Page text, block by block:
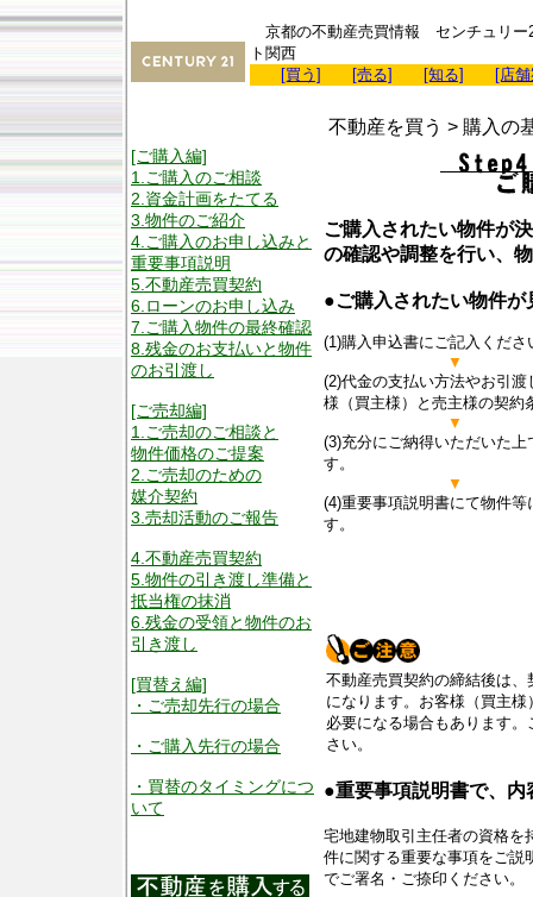
京都の不動産売買情報 センチュリー
ト関西
[買う]
[売る] [知る] [店
[ご購入編]
1.ご購入のご相談
2.資金計画をたてる
3.物件のご紹介
4.ご購入のお申し込みと
重要事項説明
5.不動産売買契約
6.ローンのお申し込み
7.ご購入物件の最終確認
8.残金のお支払いと物件
のお引渡し
[ご売却編]
1.ご売却のご相談と
物件価格のご提案
2.ご売却のための
媒介契約
3.売却活動のご報告
4.不動産売買契約
5.物件の引き渡し準備と
抵当権の抹消
6.残金の受領と物件のお
引き渡し
[買替え編]
・ご売却先行の場合
・ご購入先行の場合
・買替のタイミングにつ
いて
不動産を買う > 購入の
ご購入されたい物件が
の確認や調整を行い、
●ご購入されたい物件
(1)購入申込書にご記入くださ
▼
(2)代金の支払い方法やお引
様（買主様）と売主様の契約
▼
(3)充分にご納得いただいた
す。
▼
(4)重要事項説明書にて物件
す。
不動産売買契約の締結後は
になります。お客様（買主
必要になる場合もあります
さい。
●重要事項説明書で、内
宅地建物取引主任者の資格を
件に関する重要な事項をご説
でご署名・ご捺印ください。